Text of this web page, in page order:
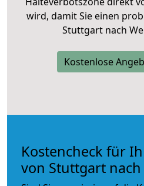
wird, damit Sie einen
Stuttgart nach
Kostenlose
Kostencheck für
von Stuttgart